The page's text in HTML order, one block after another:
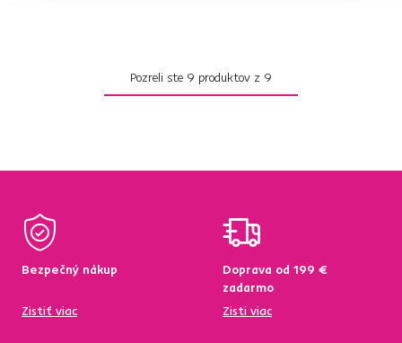
Pozreli ste 9 produktov z 9
Bezpečný nákup
Zistiť viac
Doprava od 199 €
zadarmo
Zisti viac